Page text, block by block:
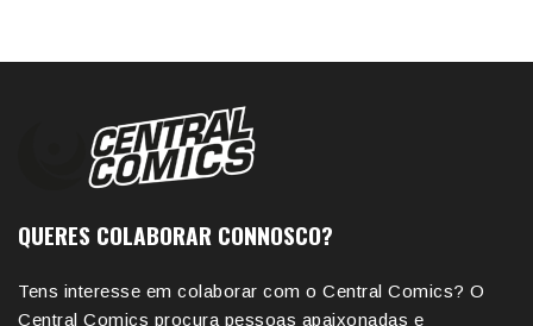
QUERES COLABORAR CONNOSCO?
Tens interesse em colaborar com o Central Comics? O
Central Comics procura pessoas apaixonadas e